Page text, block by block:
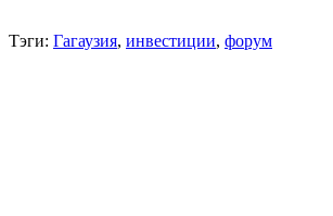
Тэги: Гагаузия, инвестиции, форум